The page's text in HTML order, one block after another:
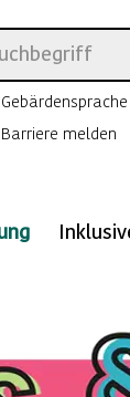
Gebärdensprache
Barriere melden